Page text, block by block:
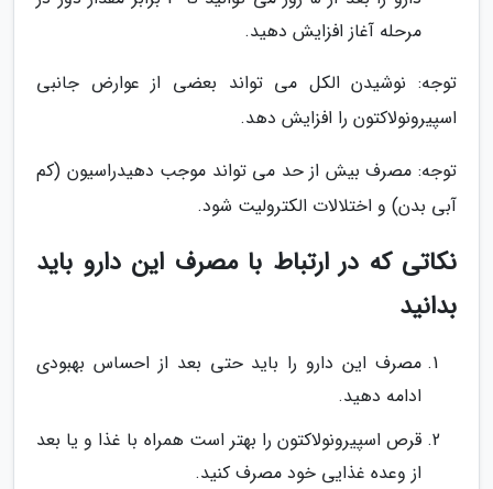
مرحله آغاز افزایش دهید.
توجه: نوشیدن الکل می تواند بعضی از عوارض جانبی
اسپیرونولاکتون را افزایش دهد.
توجه: مصرف بیش از حد می تواند موجب دهیدراسیون (کم
آبی بدن) و اختلالات الکترولیت شود.
نکاتی که در ارتباط با مصرف این دارو باید
بدانید
مصرف این دارو را باید حتی بعد از احساس بهبودی
ادامه دهید.
قرص اسپیرونولاکتون را بهتر است همراه با غذا و یا بعد
از وعده غذایی خود مصرف کنید.